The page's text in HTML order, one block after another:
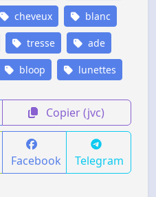
cheveux blanc
tresse ade
bloop lunettes
Copier (jvc)
Facebook Telegram